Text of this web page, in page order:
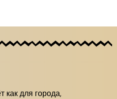
как для города,